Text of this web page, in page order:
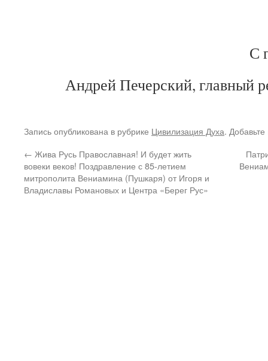
С
Андрей Печерский, главный
Запись опубликована в рубрике Цивилизация Духа.
← Жива Русь Православная! И будет жить
вовеки веков! Поздравление с 85-летием
митрополита Вениамина (Пушкаря) от Игоря и
Владиславы Романовых и Центра «Берег Рус»